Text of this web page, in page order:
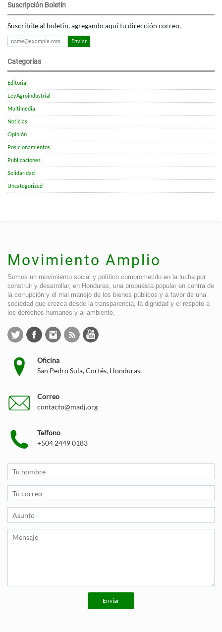
Suscripción Boletín
Suscribite al boletín, agregando aquí tu dirección correo.
Enviar
Categorías
Editorial
LeyAgroindustrial
Multimedia
Noticias
Opinión
Posicionamientos
Publicaciones
Solidaridad
Uncategorized
Movimiento Amplio
Somos un movimiento social y político comprometido en la lucha por
construir y desarrollar, en Honduras, una propuesta popular en contra de
la corrupción y el mal manejo de los bienes públicos y a favor de una
sociedad que crezca desde la transparencia, la dignidad y el respeto a
los derechos humanos y al ambiente.
Oficina
San Pedro Sula, Cortés, Honduras.
Correo
contacto@madj.org
Telfono
+504 2449 0183
Enviar